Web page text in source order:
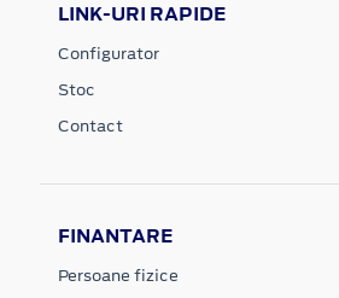
LINK-URI RAPIDE
Configurator
Stoc
Contact
FINANTARE
Persoane fizice